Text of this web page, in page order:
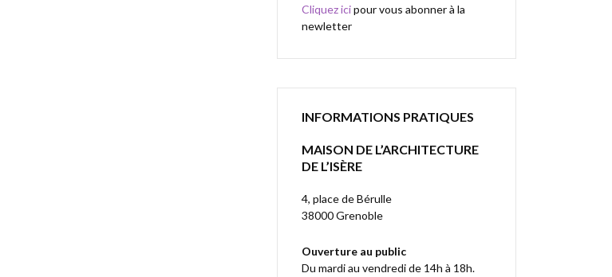
Cliquez icipour vous abonner à la
newletter
INFORMATIONS PRATIQUES
MAISON DE L’ARCHITECTURE
DE L’ISÈRE
4, place de Bérulle
38000 Grenoble
Ouverture au public
Du mardi au vendredi de 14h à 18h.